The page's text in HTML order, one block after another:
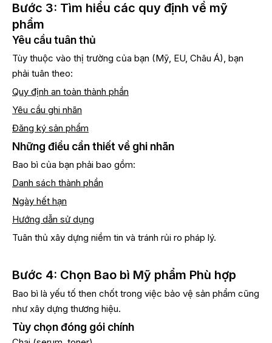
Bước 3: Tìm hiểu các quy định về mỹ
phẩm
Yêu cầu tuân thủ
Tùy thuộc vào thị trường của bạn (Mỹ, EU, Châu Á), bạn
phải tuân theo:
Quy định an toàn thành phần
Yêu cầu ghi nhãn
Đăng ký sản phẩm
Những điều cần thiết về ghi nhãn
Bao bì của bạn phải bao gồm:
Danh sách thành phần
Ngày hết hạn
Hướng dẫn sử dụng
Tuân thủ xây dựng niềm tin và tránh rủi ro pháp lý.
Bước 4: Chọn Bao bì Mỹ phẩm Phù hợp
Bao bì là yếu tố then chốt trong việc bảo vệ sản phẩm cũng
như xây dựng thương hiệu.
Tùy chọn đóng gói chính